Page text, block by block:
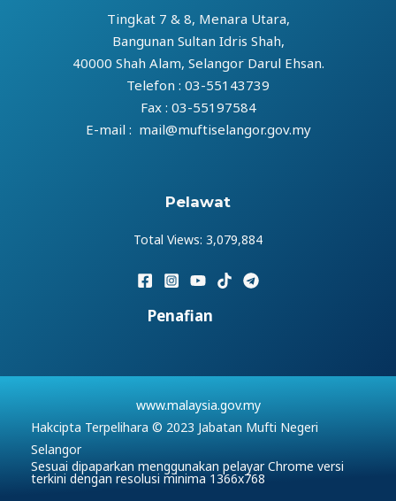
Tingkat 7 & 8, Menara Utara,
Bangunan Sultan Idris Shah,
40000 Shah Alam, Selangor Darul Ehsan.
Telefon : 03-55143739
Fax : 03-55197584
E-mail : mail@muftiselangor.gov.my
Pelawat
Total Views: 3,079,884
Penafian
www.malaysia.gov.my
Hakcipta Terpelihara © 2023 Jabatan Mufti Negeri
Selangor
Sesuai dipaparkan menggunakan pelayar Chrome versi
terkini dengan resolusi minima 1366x768